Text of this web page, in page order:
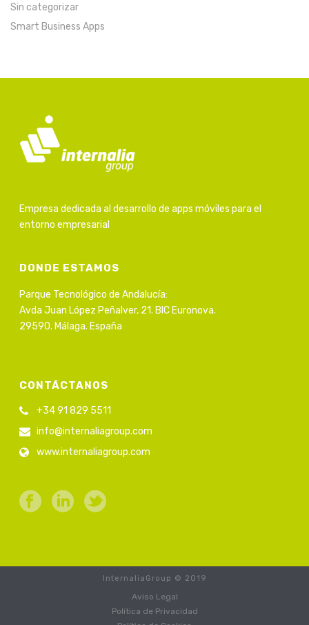
Sin categorizar
Smart Business Apps
Empresa dedicada al desarrollo de apps móviles para el
entorno empresarial
DONDE ESTAMOS
Parque Tecnológico de Andalucía:
Avda Juan López Peñalver, 21. BIC Euronova.
29590. Málaga. España
CONTÁCTANOS
+34 91 829 5511
info@internaliagroup.com
www.internaliagroup.com
InternaliaGroup © 2019
Aviso Legal
Política de Privacidad